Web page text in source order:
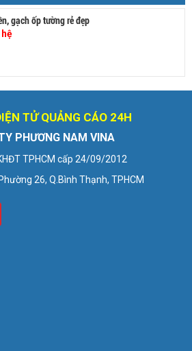
gạch ốp tường rẻ đẹp
hệ
TỬ QUẢNG CÁO 24H
PHƯƠNG NAM VINA
TPHCM cấp 24/09/2012
26, Q.Bình Thạnh, TPHCM